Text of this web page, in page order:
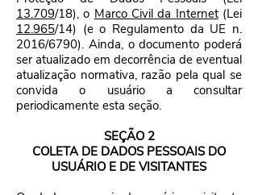
13.709/18), o Marco Civil da Internet(Lei
12.965/14) (e o Regulamento da UE n.
2016/6790). Ainda, o documento poderá
ser atualizado em decorrência de eventual
atualização normativa, razão pela qual se
convida o usuário a consultar
periodicamente esta seção.
SEÇÃO 2
COLETA DE DADOS PESSOAIS DO
USUÁRIO E DE VISITANTES